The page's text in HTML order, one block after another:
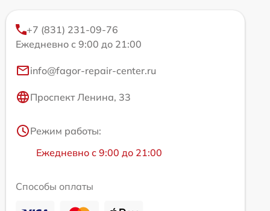
+7 (831) 231-09-76
Ежедневно с 9:00 до 21:00
info@fagor-repair-center.ru
Проспект Ленина, 33
Режим работы:
Ежедневно с 9:00 до 21:00
Способы оплаты